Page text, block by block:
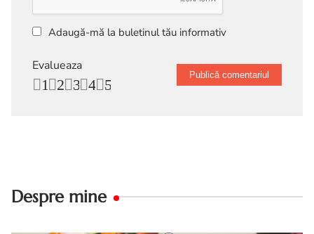
Adaugă-mă la buletinul tău informativ
Evalueaza
5
4
3
2
1
Despre mine